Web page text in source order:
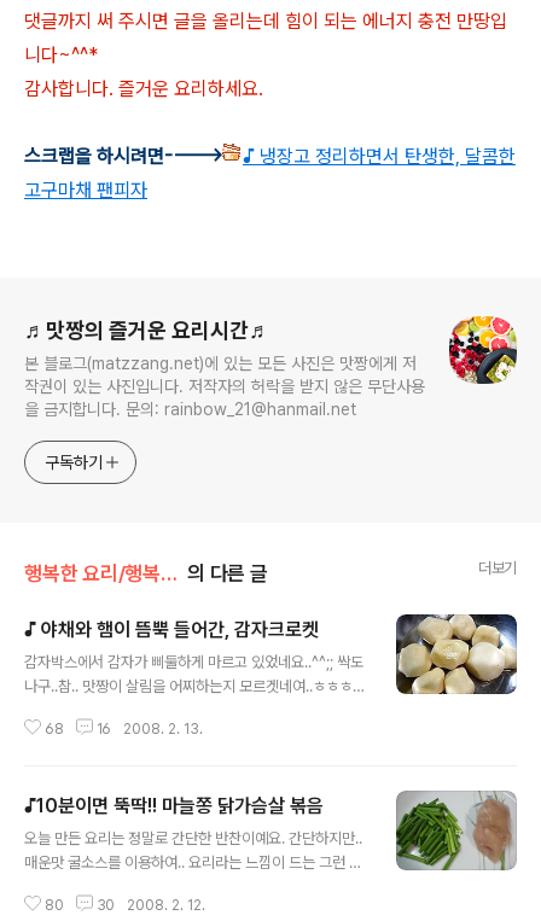
댓글까지 써 주시면 글을 올리는데 힘이 되는 에너지 충전 만땅입
니다~^^*
감사합니다. 즐거운 요리하세요.
스크랩을 하시려면---->
♪ 냉장고 정리하면서 탄생한, 달콤한
고구마채 팬피자
♬맛짱의 즐거운 요리시간♬
본 블로그(matzzang.net)에 있는 모든 사진은 맛짱에게 저
작권이 있는 사진입니다. 저작자의 허락을 받지 않은 무단사용
을 금지합니다. 문의: rainbow_21@hanmail.net
구독하기
행복한 요리/행복한 간식 의 다른 글 더보기
♪ 야채와 햄이 뜸뿍 들어간, 감자크로켓
감자박스에서 감자가 삐둘하게 마르고 있었네요..^^;; 싹도
나구..참.. 맛짱이 살림을 어찌하는지 모르겟네여..ㅎㅎㅎ
보면서 먹을 감자야채크로켓을 만들기로 했어요. 이번에는
지가 잇답니다. 관련 요리를 보시며려면 블로그 검색란에
'감자'로 검색하면 많은 요리자료를 볼 수 있으니 참고하세
요. ◈ 야채와 햄이 뜸뿍 들어간, 감자크로켓 ◈ [재료]감
통조림옥수수 2분의1컵,포도씨유 카레 2수저(색이 없는
68 16 2008. 2. 13.
♪10분이면 뚝딱!! 마늘쫑 닭가슴살 볶음
오늘 만든 요리는 정말로 간단한 반찬이예요. 간단하지만..
매운맛 굴소스를 이용하여.. 요리라는 느낌이 드는 그런 반
그런 반찬~! 매력만점의 간단요리랍니다. ^^ ◈ 10분이면
80 30 2008. 2. 12.